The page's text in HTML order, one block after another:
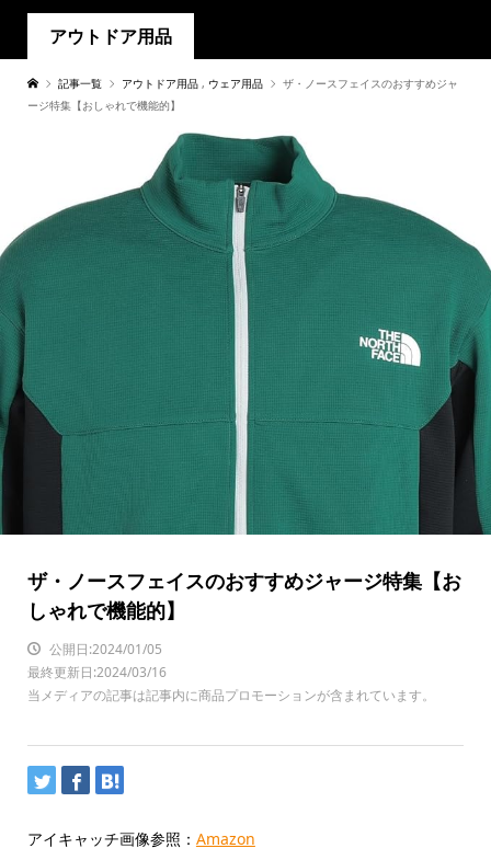
アウトドア用品
記事一覧 アウトドア用品 , ウェア用品
ザ・ノースフェイスのおすすめジャ
ージ特集【おしゃれで機能的】
ザ・ノースフェイスのおすすめジャージ特集【お
しゃれで機能的】
公開日:2024/01/05
最終更新日:2024/03/16
当メディアの記事は記事内に商品プロモーションが含まれています。
アイキャッチ画像参照： Amazon